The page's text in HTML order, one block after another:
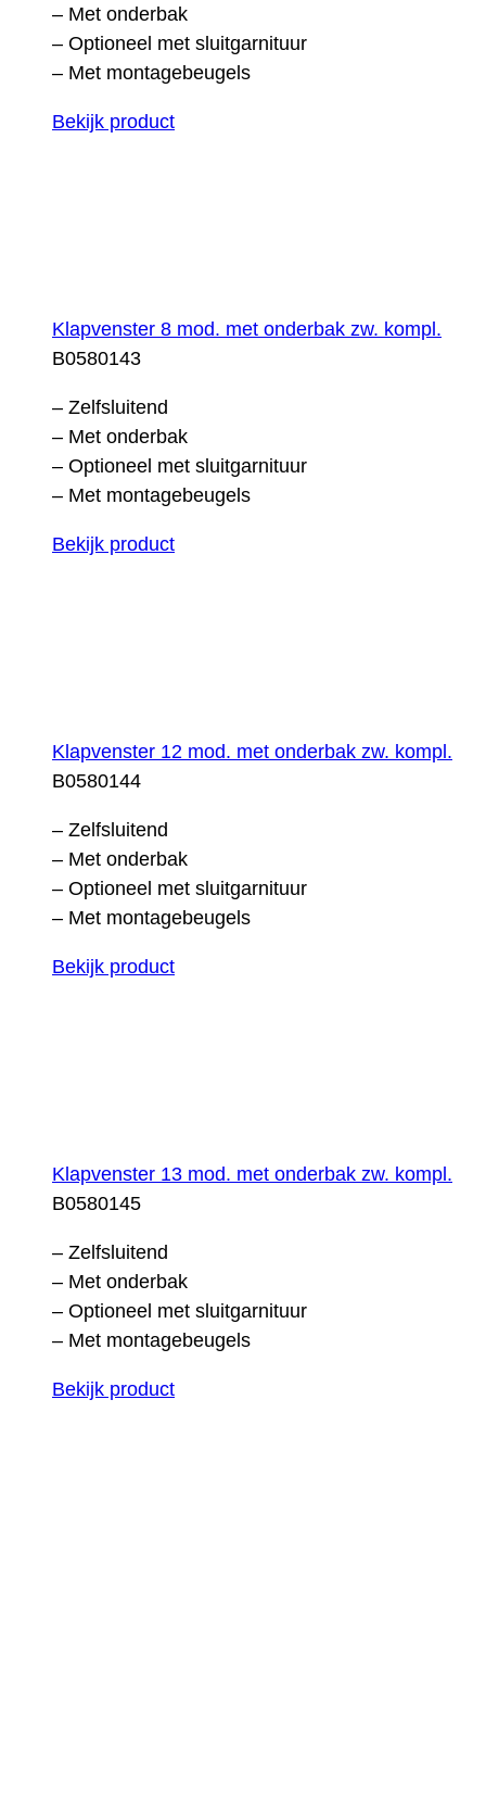
– Met onderbak
– Optioneel met sluitgarnituur
– Met montagebeugels
Bekijk product
Klapvenster 8 mod. met onderbak zw. kompl.
B0580143
– Zelfsluitend
– Met onderbak
– Optioneel met sluitgarnituur
– Met montagebeugels
Bekijk product
Klapvenster 12 mod. met onderbak zw. kompl.
B0580144
– Zelfsluitend
– Met onderbak
– Optioneel met sluitgarnituur
– Met montagebeugels
Bekijk product
Klapvenster 13 mod. met onderbak zw. kompl.
B0580145
– Zelfsluitend
– Met onderbak
– Optioneel met sluitgarnituur
– Met montagebeugels
Bekijk product